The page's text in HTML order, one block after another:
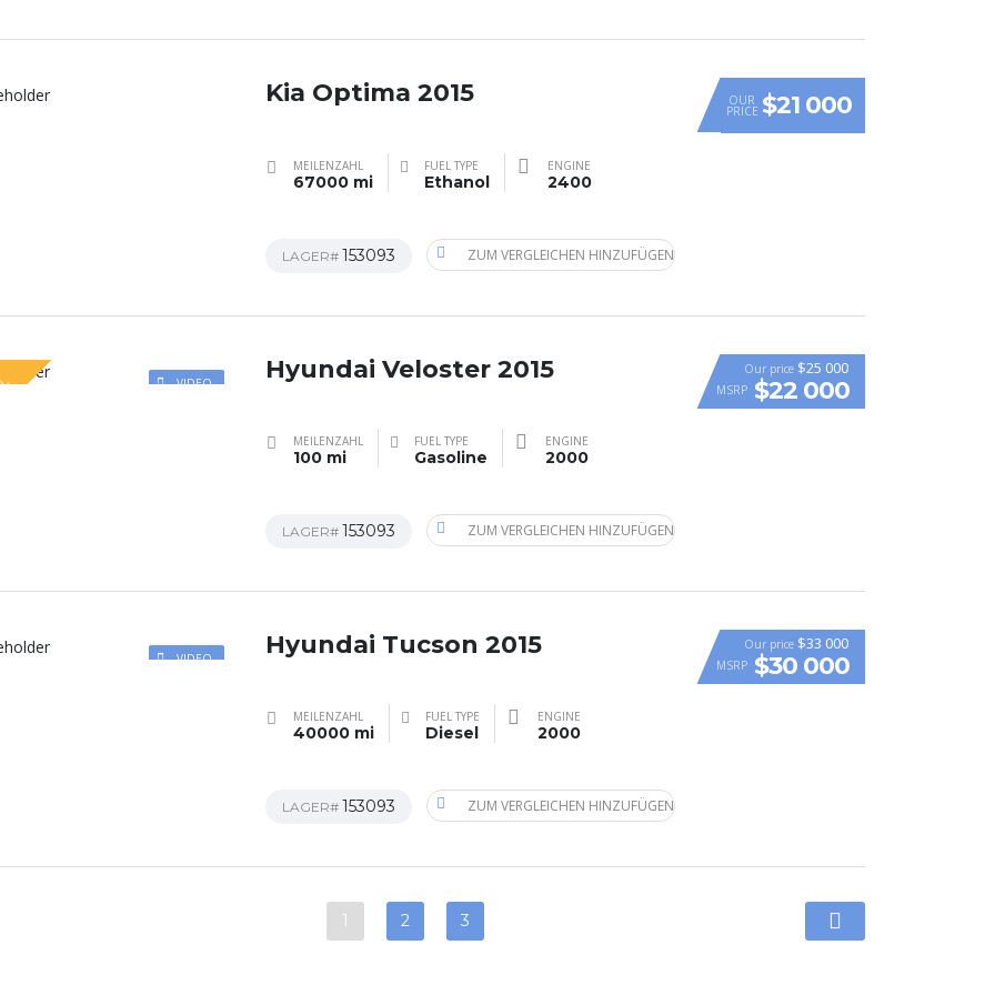
OUR
PRICE $21 000
Kia Optima 2015
MEILENZAHL
67000 mi
FUEL TYPE
Ethanol
ENGINE
2400
LAGER# 153093 ZUM VERGLEICHEN HINZUFÜGEN
VIDEO
Our price $25 000
MSRP $22 000
Hyundai Veloster 2015
MEILENZAHL
100 mi
FUEL TYPE
Gasoline
ENGINE
2000
LAGER# 153093 ZUM VERGLEICHEN HINZUFÜGEN
VIDEO
Our price $33 000
MSRP $30 000
Hyundai Tucson 2015
MEILENZAHL
40000 mi
FUEL TYPE
Diesel
ENGINE
2000
LAGER# 153093 ZUM VERGLEICHEN HINZUFÜGEN
1 2 3